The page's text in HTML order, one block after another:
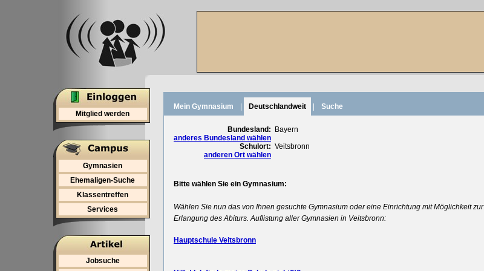
Mitglied werden
Gymnasien
Ehemaligen-Suche
Klassentreffen
Services
Jobsuche
Mein Gymnasium Deutschlandweit Suche
Bundesland:
anderes Bundesland wählen
Bayern
Schulort:
anderen Ort wählen
Veitsbronn
Bitte wählen Sie ein Gymnasium:
Wählen Sie nun das von Ihnen gesuchte Gymnasium oder eine Einrichtung mit Möglichkeit zur
Erlangung des Abiturs. Auflistung aller Gymnasien in Veitsbronn:
Hauptschule Veitsbronn